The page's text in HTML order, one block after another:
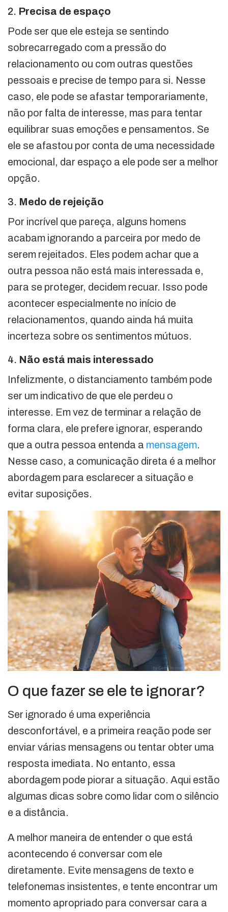
2. Precisa de espaço
Pode ser que ele esteja se sentindo
sobrecarregado com a pressão do
relacionamento ou com outras questões
pessoais e precise de tempo para si. Nesse
caso, ele pode se afastar temporariamente,
não por falta de interesse, mas para tentar
equilibrar suas emoções e pensamentos. Se
ele se afastou por conta de uma necessidade
emocional, dar espaço a ele pode ser a melhor
opção.
3. Medo de rejeição
Por incrível que pareça, alguns homens
acabam ignorando a parceira por medo de
serem rejeitados. Eles podem achar que a
outra pessoa não está mais interessada e,
para se proteger, decidem recuar. Isso pode
acontecer especialmente no início de
relacionamentos, quando ainda há muita
incerteza sobre os sentimentos mútuos.
4. Não está mais interessado
Infelizmente, o distanciamento também pode
ser um indicativo de que ele perdeu o
interesse. Em vez de terminar a relação de
forma clara, ele prefere ignorar, esperando
que a outra pessoa entenda a mensagem.
Nesse caso, a comunicação direta é a melhor
abordagem para esclarecer a situação e
evitar suposições.
O que fazer se ele te ignorar?
Ser ignorado é uma experiência
desconfortável, e a primeira reação pode ser
enviar várias mensagens ou tentar obter uma
resposta imediata. No entanto, essa
abordagem pode piorar a situação. Aqui estão
algumas dicas sobre como lidar com o silêncio
e a distância.
A melhor maneira de entender o que está
acontecendo é conversar com ele
diretamente. Evite mensagens de texto e
telefonemas insistentes, e tente encontrar um
momento apropriado para conversar cara a